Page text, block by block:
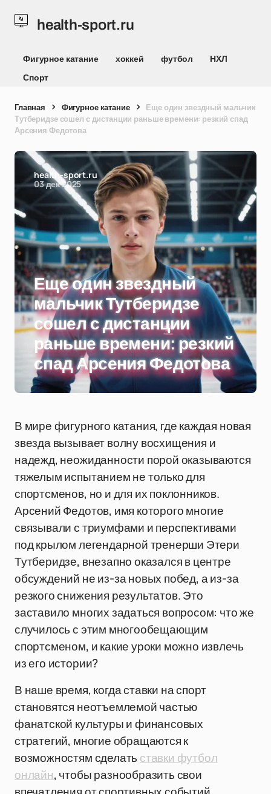
health-sport.ru
Фигурное катание хоккей футбол
НХЛ
Спорт
Главная Фигурное катание
Еще один звездный мальчик
Тутберидзе сошел с дистанции раньше времени: резкий спад
Арсения Федотова
health-sport.ru
03 дек 2025
Еще один звездный
мальчик Тутберидзе
сошел с дистанции
раньше времени: резкий
спад Арсения Федотова
В мире фигурного катания, где каждая новая
звезда вызывает волну восхищения и
надежд, неожиданности порой оказываются
тяжелым испытанием не только для
спортсменов, но и для их поклонников.
Арсений Федотов, имя которого многие
связывали с триумфами и перспективами
под крылом легендарной тренерши Этери
Тутберидзе, внезапно оказался в центре
обсуждений не из-за новых побед, а из-за
резкого снижения результатов. Это
заставило многих задаться вопросом: что же
случилось с этим многообещающим
спортсменом, и какие уроки можно извлечь
из его истории?
В наше время, когда ставки на спорт
становятся неотъемлемой частью
фанатской культуры и финансовых
стратегий, многие обращаются к
возможностям сделать ставки футбол
онлайн, чтобы разнообразить свои